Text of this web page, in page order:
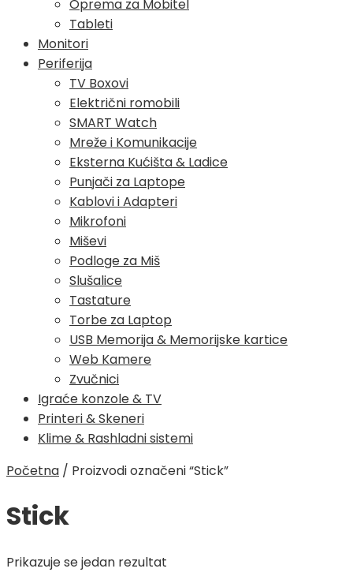
Oprema za Mobitel
Tableti
Monitori
Periferija
TV Boxovi
Električni romobili
SMART Watch
Mreže i Komunikacije
Eksterna Kućišta & Ladice
Punjači za Laptope
Kablovi i Adapteri
Mikrofoni
Miševi
Podloge za Miš
Slušalice
Tastature
Torbe za Laptop
USB Memorija & Memorijske kartice
Web Kamere
Zvučnici
Igraće konzole & TV
Printeri & Skeneri
Klime & Rashladni sistemi
Početna / Proizvodi označeni “Stick”
Stick
Prikazuje se jedan rezultat